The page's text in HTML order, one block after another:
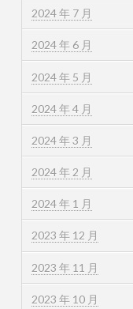
2024 年 7 月
2024 年 6 月
2024 年 5 月
2024 年 4 月
2024 年 3 月
2024 年 2 月
2024 年 1 月
2023 年 12 月
2023 年 11 月
2023 年 10 月